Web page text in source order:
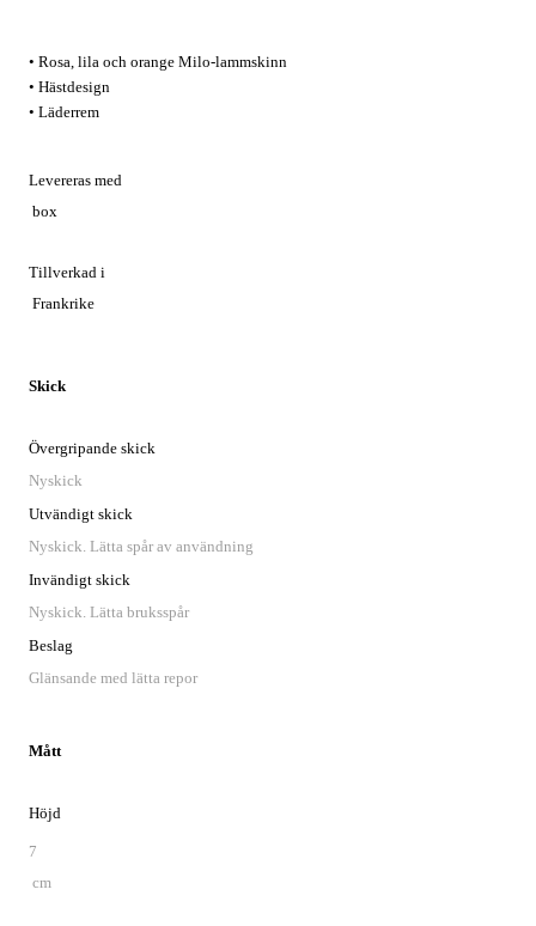
utflykter och speciella tillfällen.
• Rosa, lila och orange Milo-lammskinn
• Hästdesign
• Läderrem
Levereras med
box
Tillverkad i
Frankrike
Skick
Övergripande skick
Nyskick
Utvändigt skick
Nyskick. Lätta spår av användning
Invändigt skick
Nyskick. Lätta bruksspår
Beslag
Glänsande med lätta repor
Mått
Höjd
7
cm